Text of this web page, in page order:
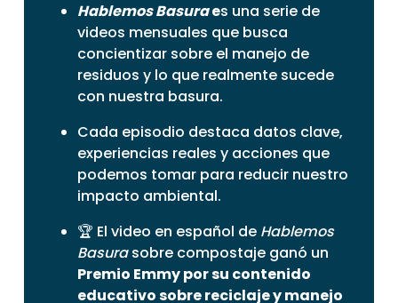
Hablemos Basuraes una serie de
videos mensuales que busca
concientizar sobre el manejo de
residuos y lo que realmente sucede
con nuestra basura.
Cada episodio destaca datos clave,
experiencias reales y acciones que
podemos tomar para reducir nuestro
impacto ambiental.
🏆 El video en español de Hablemos
Basurasobre compostaje ganó un
Premio Emmy por su contenido
educativo sobre reciclaje y manejo